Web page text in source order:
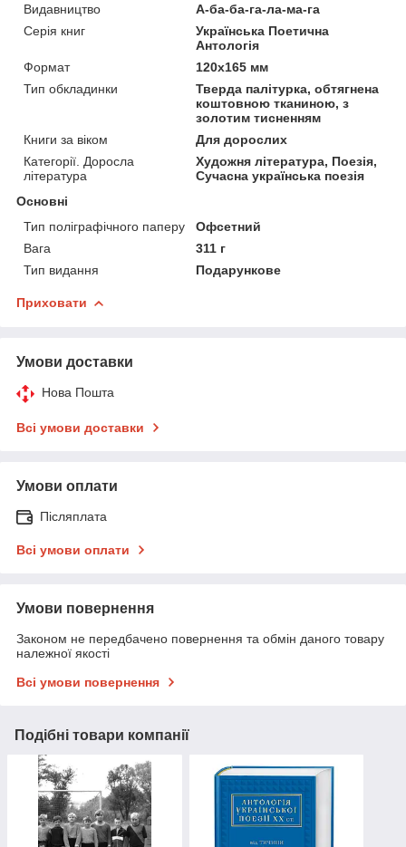
Видавництво
А-ба-ба-га-ла-ма-га
Серія книг
Українська Поетична
Антологія
Формат
120x165 мм
Тип обкладинки
Тверда палітурка, обтягнена
коштовною тканиною, з
золотим тисненням
Книги за віком
Для дорослих
Категорії. Доросла
література
Художня література, Поезія,
Сучасна українська поезія
Основні
Тип поліграфічного паперу
Офсетний
Вага
311 г
Тип видання
Подарункове
Приховати
Умови доставки
Нова Пошта
Всі умови доставки
Умови оплати
Післяплата
Всі умови оплати
Умови повернення
Законом не передбачено повернення та обмін даного товару
належної якості
Всі умови повернення
Подібні товари компанії